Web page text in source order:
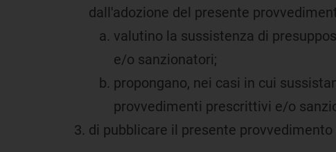
dall'adozione del presente
valutino la sussistenza di
e/o sanzionatori;
propongano, nei casi in cui
provvedimenti prescrittivi e/o
di pubblicare il presente